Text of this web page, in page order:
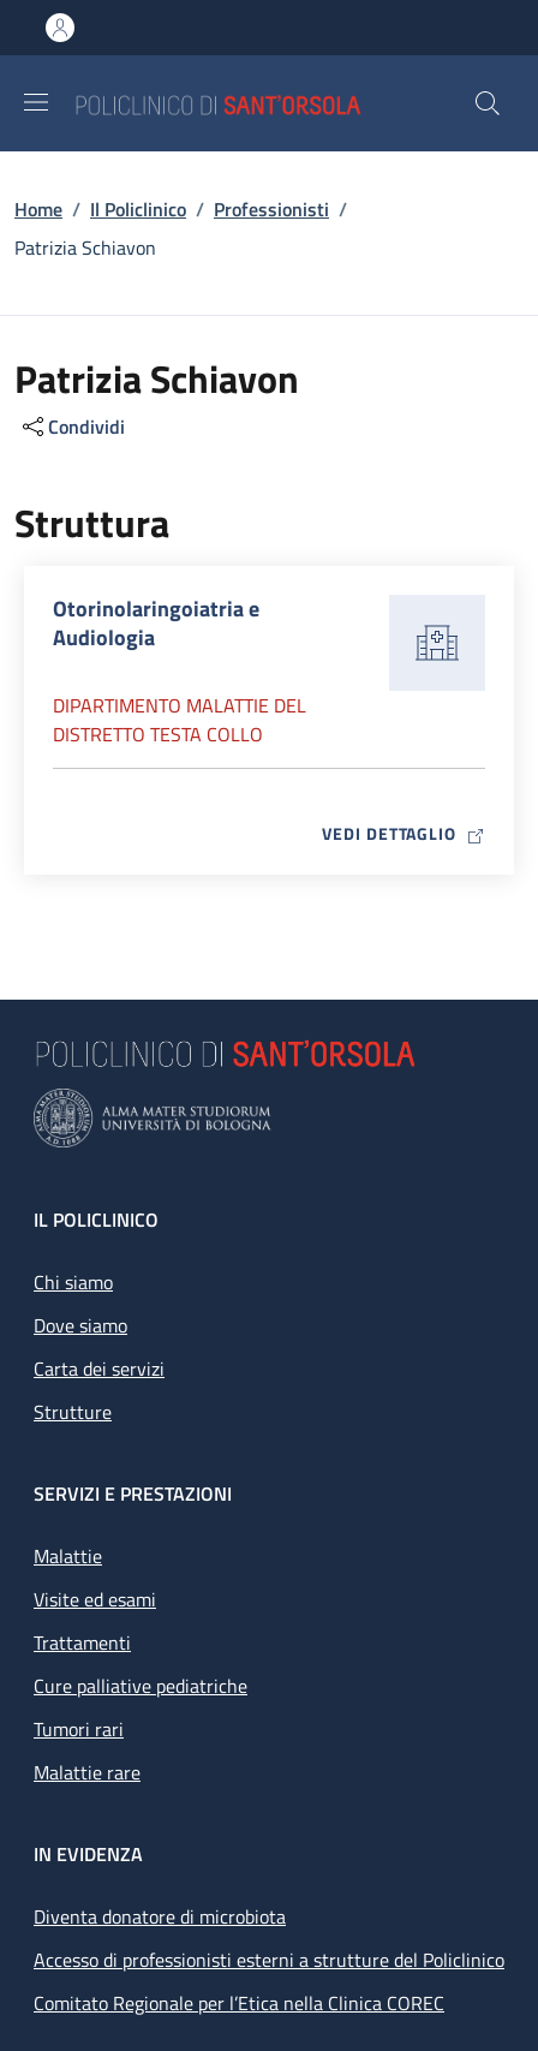
al contenuto principale
to footer content
Briciole di pane
Home / Il Policlinico / Professionisti /
Patrizia Schiavon
Patrizia Schiavon
Condividi
Struttura
Otorinolaringoiatria e
Audiologia
DIPARTIMENTO MALATTIE DEL
DISTRETTO TESTA COLLO
VEDI DETTAGLIO MAP ICON
Footer
IL POLICLINICO
Chi siamo
Dove siamo
Carta dei servizi
Strutture
SERVIZI E PRESTAZIONI
Malattie
Visite ed esami
Trattamenti
Cure palliative pediatriche
Tumori rari
Malattie rare
IN EVIDENZA
Diventa donatore di microbiota
Accesso di professionisti esterni a strutture del Policlinico
Comitato Regionale per l’Etica nella Clinica COREC